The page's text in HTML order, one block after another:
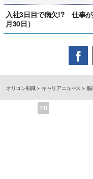
入社3日目で病欠!? 仕事
月30日）
オリコン転職 キャリアニュース
PR